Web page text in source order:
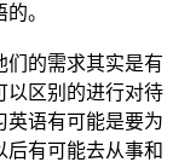
。
们的需求其实是有
以区别的进行对待
英语有可能是要为
后有可能去从事和